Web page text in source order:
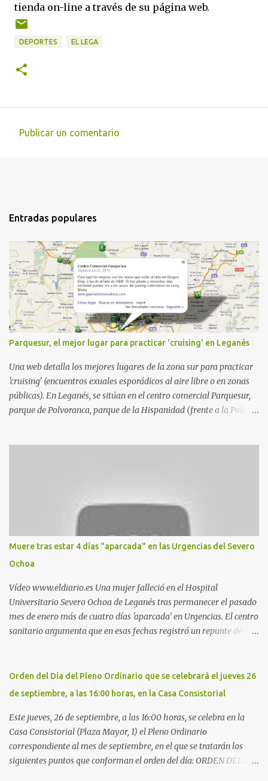
tienda on-line a través de su página web.
DEPORTES EL LEGA
n
r
i
o
s
Publicar un comentario
Entradas populares
Parquesur, el mejor lugar para practicar 'cruising' en Leganés
Una web detalla los mejores lugares de la zona sur para practicar
'cruising' (encuentros exuales esporádicos al aire libre o en zonas
públicas). En Leganés, se sitúan en el centro comercial Parquesur,
parque de Polvoranca, parque de la Hispanidad (frente a la Policía
estadio municipal de Butarque) y caminos entre el estadio y Plaza
Nueva. Otro lugar: Escombrera de Polvoranca, entre Leganés y
Móstoles También en el parque de la Hispanidad, situado frente a
la Policía Local de Leganés de la calle Chile, 1, y junto al
cementerio de Butarque". Más información
Muere tras estar 4 días "aparcada" en las Urgencias del Severo
Ochoa
Vídeo www.eldiario.es Una mujer falleció en el Hospital
Universitario Severo Ochoa de Leganés tras permanecer el pasado
mes de enero más de cuatro días 'aparcada' en Urgencias. El centro
sanitario argumenta que en esas fechas registró un repunte de las
arritmia y agravamiento de su dolencia por culpa de un resfriado.
Por ello, la ingresaron a finales del año pasado en el Hospital
cama, en el pasillo, sin mantas y sin poder descansar. Su hija, que
ha denunciado el caso y que grabó un vídeo de la situación
extrema, aseguró que los pasillos estaban repletos de enfermos y
que faltaban médicos por las vacaciones de Navidad, además de
Orden del Día del Pleno Ordinario que se celebrará el jueves 26
de septiembre, a las 16:00 horas, en la Casa Consistorial
Este jueves, 26 de septiembre, a las 16:00 horas, se celebra en la
Casa Consistorial (Plaza Mayor, 1) el Pleno Ordinario
correspondiente al mes de septiembre, en el que se tratarán los
siguientes puntos que conforman el orden del día: ORDEN DEL DÍA